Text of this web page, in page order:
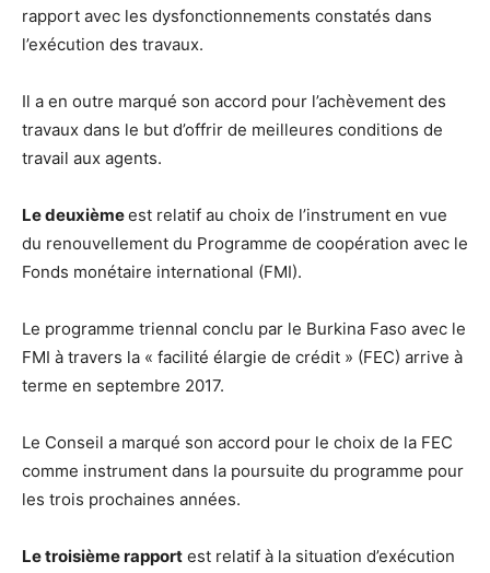
rapport avec les dysfonctionnements constatés dans
l’exécution des travaux.
Il a en outre marqué son accord pour l’achèvement des
travaux dans le but d’offrir de meilleures conditions de
travail aux agents.
Le deuxièmeest relatif au choix de l’instrument en vue
du renouvellement du Programme de coopération avec le
Fonds monétaire international (FMI).
Le programme triennal conclu par le Burkina Faso avec le
FMI à travers la « facilité élargie de crédit » (FEC) arrive à
terme en septembre 2017.
Le Conseil a marqué son accord pour le choix de la FEC
comme instrument dans la poursuite du programme pour
les trois prochaines années.
Le troisième rapport est relatif à la situation d’exécution